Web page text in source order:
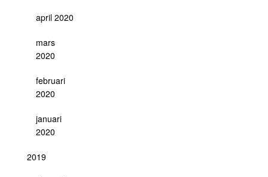
april 2020
mars
2020
februari
2020
januari
2020
2019